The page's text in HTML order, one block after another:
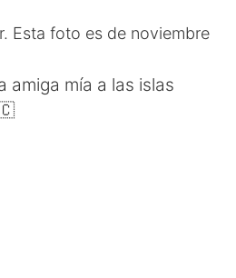
Esta foto es de noviembre
amiga mía a las islas